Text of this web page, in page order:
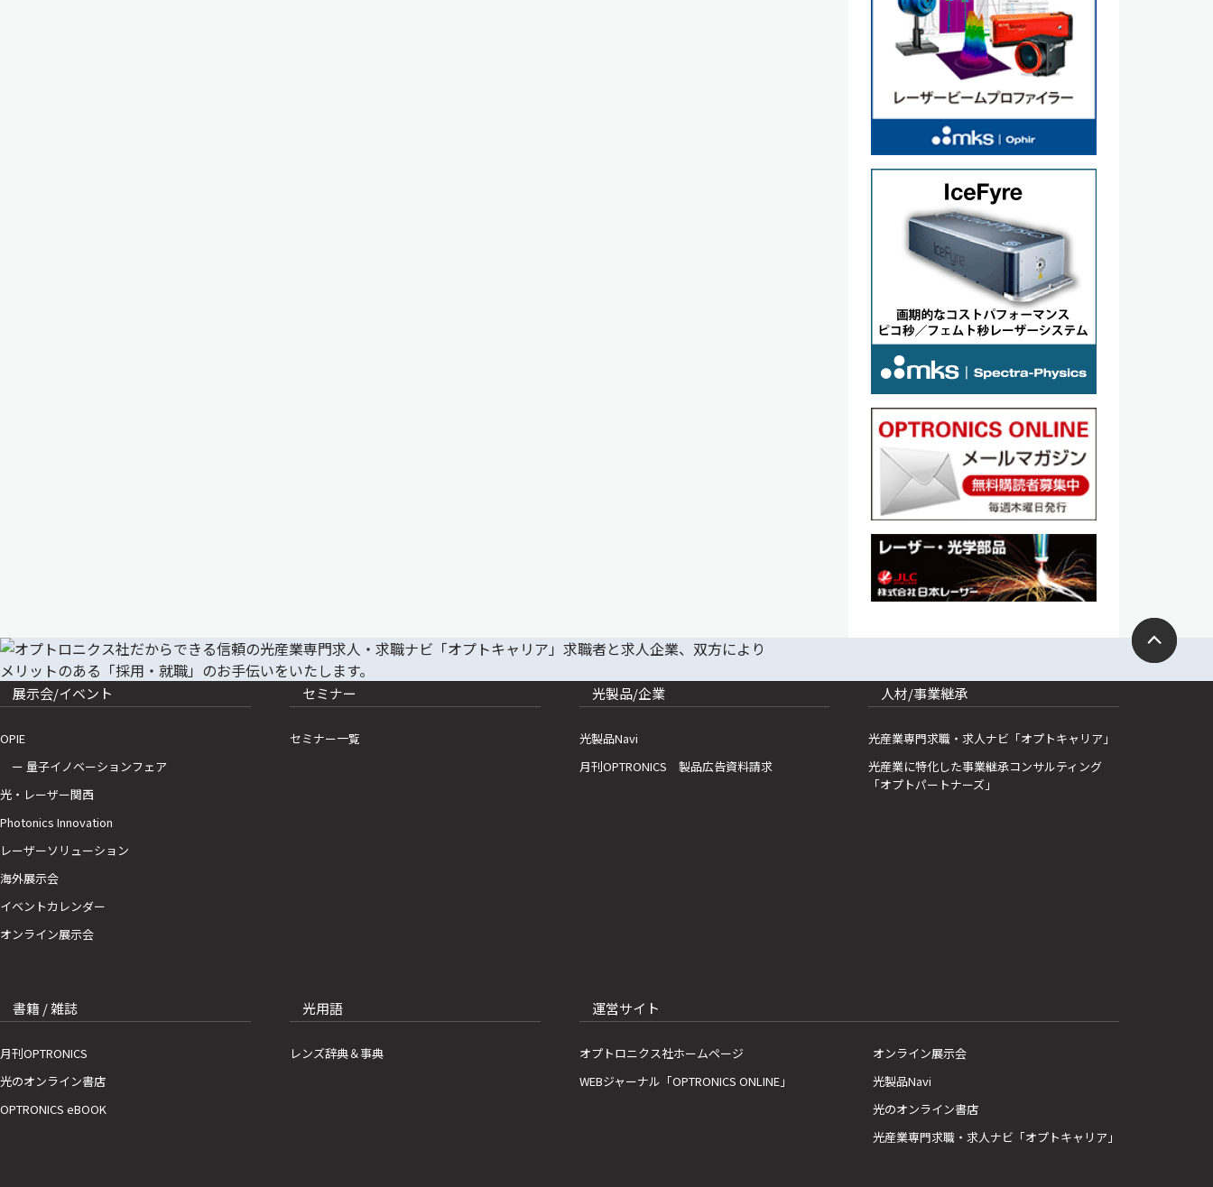
展示会/イベント
OPIE
ー 量子イノベーションフェア
光・レーザー関西
Photonics Innovation
レーザーソリューション
海外展示会
イベントカレンダー
オンライン展示会
セミナー
セミナー一覧
光製品/企業
光製品Navi
月刊OPTRONICS 製品広告資料請求
人材/事業継承
光産業専門求職・求人ナビ「オプトキャリア」
光産業に特化した事業継承コンサルティング
「オプトパートナーズ」
書籍 / 雑誌
月刊OPTRONICS
光のオンライン書店
OPTRONICS eBOOK
光用語
レンズ辞典＆事典
運営サイト
オプトロニクス社ホームページ
WEBジャーナル「OPTRONICS ONLINE」
オンライン展示会
光製品Navi
光のオンライン書店
光産業専門求職・求人ナビ「オプトキャリア」